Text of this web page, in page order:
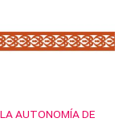
AUTONOMÍA DE